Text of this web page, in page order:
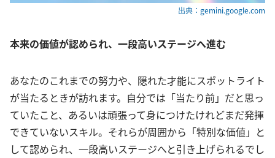
出典：gemini.google.com
本来の価値が認められ、一段高いステージへ進む
あなたのこれまでの努力や、隠れた才能にスポットライト
が当たるときが訪れます。自分では「当たり前」だと思っ
ていたこと、あるいは頑張って身につけたけれどまだ発揮
できていないスキル。それらが周囲から「特別な価値」と
して認められ、一段高いステージへと引き上げられるでし